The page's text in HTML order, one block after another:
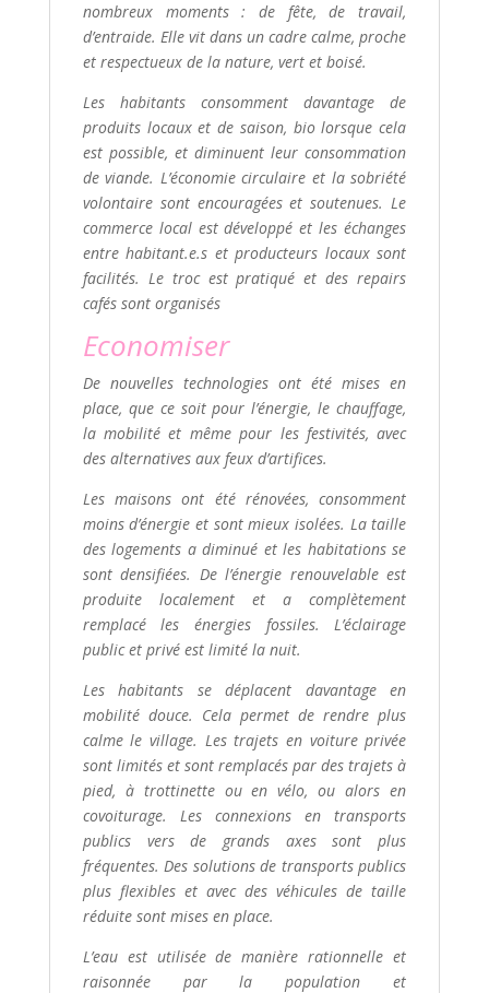
nombreux moments : de fête, de travail,
d’entraide. Elle vit dans un cadre calme, proche
et respectueux de la nature, vert et boisé.
Les habitants consomment davantage de
produits locaux et de saison, bio lorsque cela
est possible, et diminuent leur consommation
de viande. L’économie circulaire et la sobriété
volontaire sont encouragées et soutenues. Le
commerce local est développé et les échanges
entre habitant.e.s et producteurs locaux sont
facilités. Le troc est pratiqué et des repairs
cafés sont organisés
Economiser
De nouvelles technologies ont été mises en
place, que ce soit pour l’énergie, le chauffage,
la mobilité et même pour les festivités, avec
des alternatives aux feux d’artifices.
Les maisons ont été rénovées, consomment
moins d’énergie et sont mieux isolées. La taille
des logements a diminué et les habitations se
sont densifiées. De l’énergie renouvelable est
produite localement et a complètement
remplacé les énergies fossiles. L’éclairage
public et privé est limité la nuit.
Les habitants se déplacent davantage en
mobilité douce. Cela permet de rendre plus
calme le village. Les trajets en voiture privée
sont limités et sont remplacés par des trajets à
pied, à trottinette ou en vélo, ou alors en
covoiturage. Les connexions en transports
publics vers de grands axes sont plus
fréquentes. Des solutions de transports publics
plus flexibles et avec des véhicules de taille
réduite sont mises en place.
L’eau est utilisée de manière rationnelle et
raisonnée par la population et